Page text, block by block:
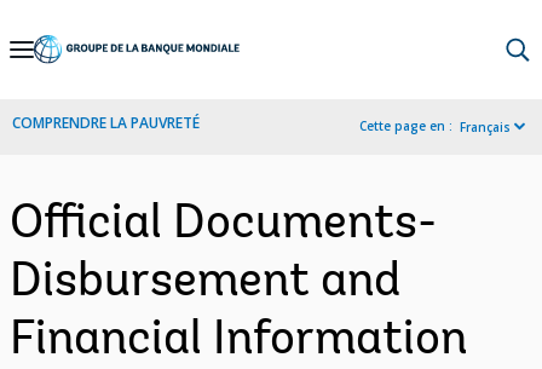
Skip
Navigation
COMPRENDRE LA PAUVRETÉ Cette page en : Français
Official Documents-
Disbursement and
Financial Information